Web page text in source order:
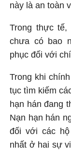
này là an toàn
Trong thực
chưa có bao
phục đối với
Trong khi
tục tìm kiếm
hạn hán đang
Nạn hạn hán
đối với các
nhất ở hai sự